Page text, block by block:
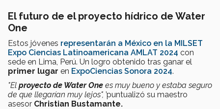
El futuro de el proyecto hídrico de Water
One
Estos jóvenes representarán a México en la MILSET
Expo Ciencias Latinoamericana AMLAT 2024 con
sede en Lima, Perú. Un logro obtenido tras ganar el
primer lugar en ExpoCiencias Sonora 2024.
"El proyecto de Water One es muy bueno y estaba seguro
de que llegarían muy lejos", ’puntualizó su maestro
asesor Christian Bustamante.